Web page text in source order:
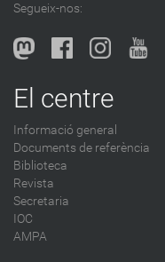
b
l
o
-
Segueix-nos:
El centre
Informació general
Documents de referència
Biblioteca
Revista
Secretaria
IOC
AMPA